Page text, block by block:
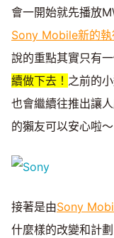
會一開始就先播放
Sony Mobile新的
說的重點其實只有
續做下去！ 之前的
也會繼續往推出讓
的獺友可以安心啦
接著是由Sony
什麼樣的改變和計